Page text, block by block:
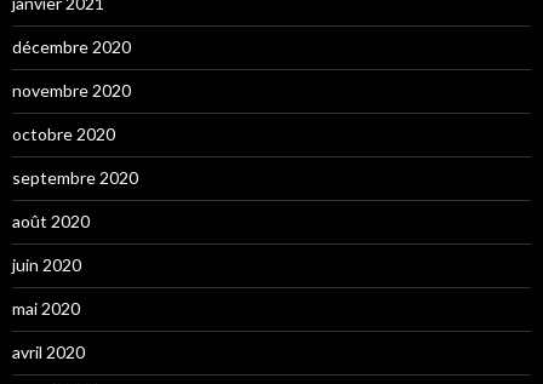
décembre 2020
novembre 2020
octobre 2020
septembre 2020
août 2020
juin 2020
mai 2020
avril 2020